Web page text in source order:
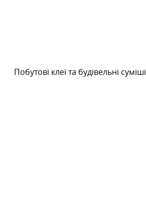
Побутові клеї та будівельні суміші